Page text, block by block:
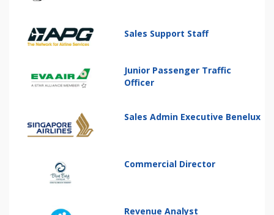
Sales Support Staff
Junior Passenger Traffic
Officer
Sales Admin Executive Benelux
Commercial Director
Revenue Analyst